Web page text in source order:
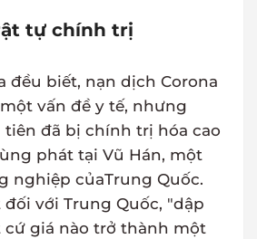
tự chính trị
đều biết, nạn dịch Corona
vấn đề y tế, nhưng
đã bị chính trị hóa cao
phát tại Vũ Hán, một
nghiệp củaTrung Quốc.
với Trung Quốc, "dập
giá nào trở thành một